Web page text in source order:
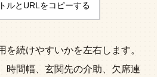
ルとURLをコピーする
を続けやすいかを左右します。
時間幅、玄関先の介助、欠席連